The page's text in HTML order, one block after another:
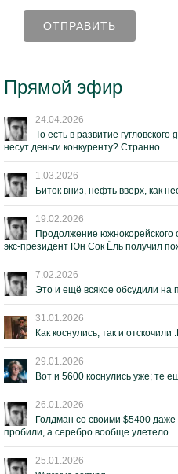
Прямой эфир
24.04.2026
То есть в развитие
несут деньги конкуренту? Странно...
1.03.2026
Биток вниз, нефть вверх, как
19.02.2026
Продолжение
экс-президент Юн Сок Ёль получил
7.02.2026
Это и ещё всякое обсудили на
31.01.2026
Как коснулись, так и отскочили
29.01.2026
Вот и 5600 коснулись уже; те
26.01.2026
Голдман со своими $5400
пробили, а серебро вообще улетело...
25.01.2026